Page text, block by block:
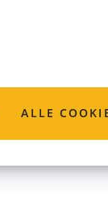
ALLE